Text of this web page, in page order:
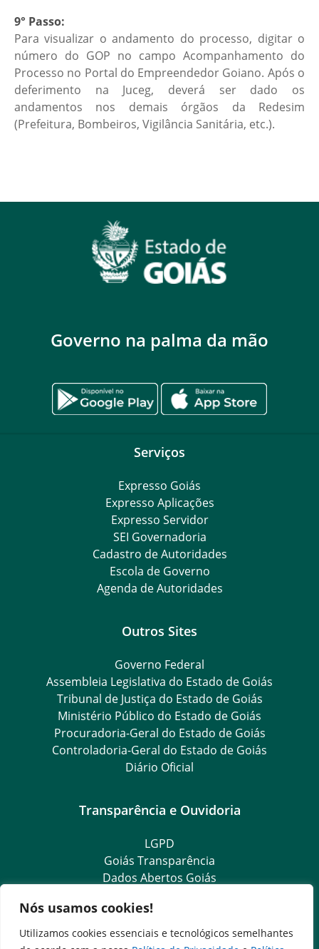
Nós usamos cookies!
Utilizamos cookies essenciais e tecnológicos semelhantes
9° Passo:
Para visualizar o andamento do processo, digitar o
número do GOP no campo Acompanhamento do
Processo no Portal do Empreendedor Goiano. Após o
deferimento na Juceg, deverá ser dado os
andamentos nos demais órgãos da Redesim
(Prefeitura, Bombeiros, Vigilância Sanitária, etc.).
Governo na palma da mão
Serviços
Expresso Goiás
Expresso Aplicações
Expresso Servidor
SEI Governadoria
Cadastro de Autoridades
Escola de Governo
Agenda de Autoridades
Outros Sites
Governo Federal
Assembleia Legislativa do Estado de Goiás
Tribunal de Justiça do Estado de Goiás
Ministério Público do Estado de Goiás
Procuradoria-Geral do Estado de Goiás
Controladoria-Geral do Estado de Goiás
Diário Oficial
Transparência e Ouvidoria
LGPD
Goiás Transparência
Dados Abertos Goiás
e-SIC – Serviço Eletrônico de Informação ao Cidadão
Ouvidoria Setorial (Expresso)
Ouvidoria Setorial (Presencial)